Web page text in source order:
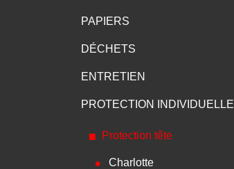
PAPIERS
DÉCHETS
ENTRETIEN
PROTECTION INDIVIDUELLE
Protection tête
Charlotte